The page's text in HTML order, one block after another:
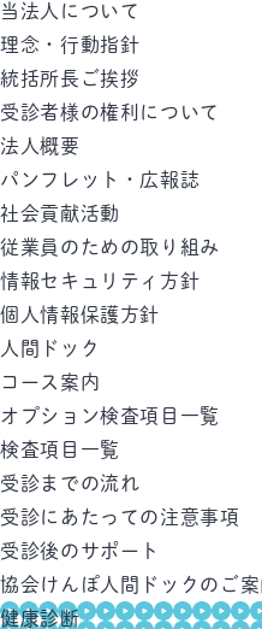
当法人について
理念・行動指針
統括所長ご挨拶
受診者様の権利について
法人概要
パンフレット・広報誌
社会貢献活動
従業員のための取り組み
情報セキュリティ方針
個人情報保護方針
人間ドック
コース案内
オプション検査項目一覧
検査項目一覧
受診までの流れ
受診にあたっての注意事項
受診後のサポート
協会けんぽ人間ドックのご案
健康診断